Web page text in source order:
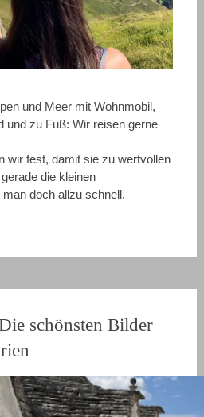
und Meer mit Wohnmobil,
und zu Fuß: Wir reisen gerne
wir fest, damit sie zu wertvollen
die kleinen
doch allzu schnell.
schönsten Bilder